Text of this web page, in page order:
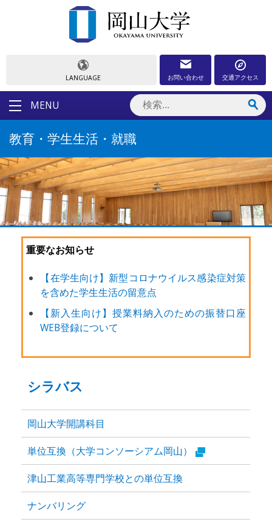
LANGUAGE お問い合わせ 交通アクセス
MENU
教育・学生生活・就職
重要なお知らせ
【在学生向け】新型コロナウイルス感染症対策
を含めた学生生活の留意点
【新入生向け】授業料納入のための振替口座
WEB登録について
シラバス
岡山大学開講科目
単位互換（大学コンソーシアム岡山）
津山工業高等専門学校との単位互換
ナンバリング